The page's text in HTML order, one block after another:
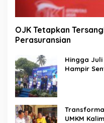
OJK Tetapkan
Perasuransian
Hingga Juli
Hampir
UMKM